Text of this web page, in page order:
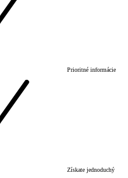
Prioritné informácie
Získate jednoduchý